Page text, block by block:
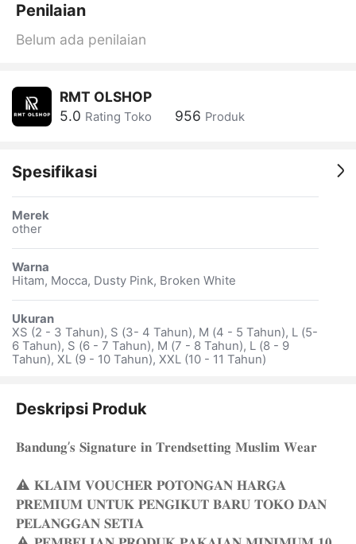
Penilaian
Belum ada penilaian
RMT OLSHOP
5.0 Rating Toko 956 Produk
Spesifikasi
Merek
other
Warna
Hitam, Mocca, Dusty Pink, Broken White
Ukuran
XS (2 - 3 Tahun), S (3- 4 Tahun), M (4 - 5 Tahun), L (5-
6 Tahun), S (6 - 7 Tahun), M (7 - 8 Tahun), L (8 - 9
Tahun), XL (9 - 10 Tahun), XXL (10 - 11 Tahun)
Deskripsi Produk
𝐁𝐚𝐧𝐝𝐮𝐧𝐠’𝐬 𝐒𝐢𝐠𝐧𝐚𝐭𝐮𝐫𝐞 𝐢𝐧 𝐓𝐫𝐞𝐧𝐝𝐬𝐞𝐭𝐭𝐢𝐧𝐠 𝐌𝐮𝐬𝐥𝐢𝐦 𝐖𝐞𝐚𝐫
⚠️ 𝐊𝐋𝐀𝐈𝐌 𝐕𝐎𝐔𝐂𝐇𝐄𝐑 𝐏𝐎𝐓𝐎𝐍𝐆𝐀𝐍 𝐇𝐀𝐑𝐆𝐀
𝐏𝐑𝐄𝐌𝐈𝐔𝐌 𝐔𝐍𝐓𝐔𝐊 𝐏𝐄𝐍𝐆𝐈𝐊𝐔𝐓 𝐁𝐀𝐑𝐔 𝐓𝐎𝐊𝐎 𝐃𝐀𝐍
𝐏𝐄𝐋𝐀𝐍𝐆𝐆𝐀𝐍 𝐒𝐄𝐓𝐈𝐀